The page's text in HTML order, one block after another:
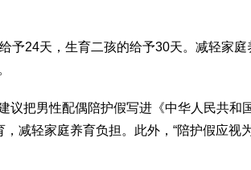
予24天，生育二孩的给予30天。减轻家庭
议把男性配偶陪护假写进《中华人民共和
减轻家庭养育负担。此外，“陪护假应视